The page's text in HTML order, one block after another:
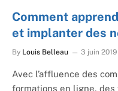
Comment
et implanter des
By Louis Belleau 3 juin 2019
Avec l’affluence des
formations en ligne,